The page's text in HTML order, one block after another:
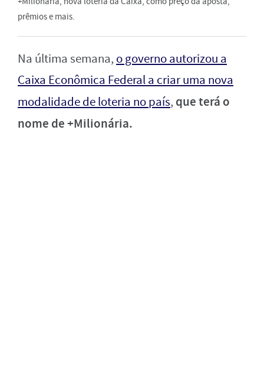
prêmios e mais.
Na última semana, o governo autorizou a
Caixa Econômica Federal a criar uma nova
modalidade de loteria no país, que terá o
nome de +Milionária.